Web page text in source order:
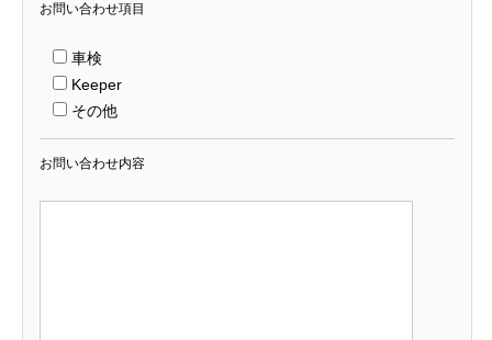
お問い合わせ項目
車検
Keeper
その他
お問い合わせ内容